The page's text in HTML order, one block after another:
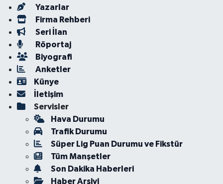
Yazarlar
Firma Rehberi
Seri İlan
Röportaj
Biyografi
Anketler
Künye
İletişim
Servisler
Hava Durumu
Trafik Durumu
Süper Lig Puan Durumu ve Fikstür
Tüm Manşetler
Son Dakika Haberleri
Haber Arşivi